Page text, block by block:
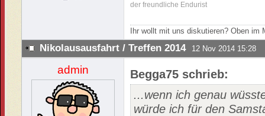
der freundliche Endurist
Ihr wollt mit uns diskutieren? Oben
Nikolausausfahrt / Treffen 2014 12 Nov 2014 15:28
admin
Begga75 schrieb:
...wenn ich genau
würde ich für den